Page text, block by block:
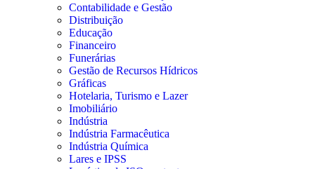
Contabilidade e Gestão
Distribuição
Educação
Financeiro
Funerárias
Gestão de Recursos Hídricos
Gráficas
Hotelaria, Turismo e Lazer
Imobiliário
Indústria
Indústria Farmacêutica
Indústria Química
Lares e IPSS